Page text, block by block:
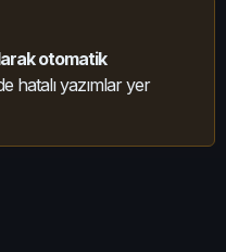
otomatik
hatalı yazımlar yer